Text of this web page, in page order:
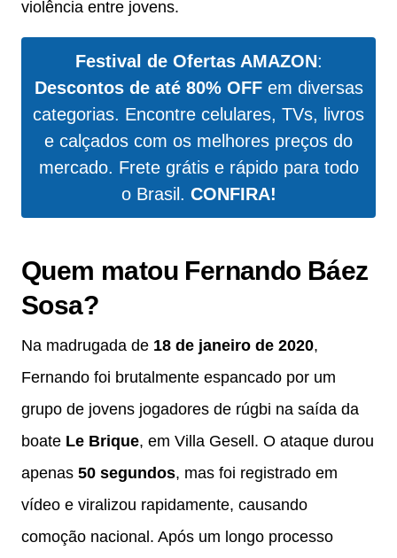
violência entre jovens.
Festival de Ofertas AMAZON:
Descontos de até 80% OFFem diversas
categorias. Encontre celulares, TVs, livros
e calçados com os melhores preços do
mercado. Frete grátis e rápido para todo
o Brasil. CONFIRA!
Quem matou Fernando Báez
Sosa?
Na madrugada de 18 de janeiro de 2020,
Fernando foi brutalmente espancado por um
grupo de jovens jogadores de rúgbi na saída da
boate Le Brique, em Villa Gesell. O ataque durou
apenas 50 segundos, mas foi registrado em
vídeo e viralizou rapidamente, causando
comoção nacional. Após um longo processo